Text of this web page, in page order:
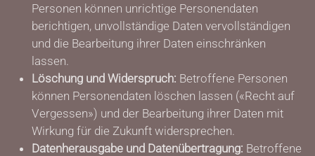
Personen können unrichtige Personendaten
berichtigen, unvollständige Daten vervollständigen
und die Bearbeitung ihrer Daten einschränken
lassen.
Löschung und Widerspruch: Betroffene Personen
können Personendaten löschen lassen («Recht auf
Vergessen») und der Bearbeitung ihrer Daten mit
Wirkung für die Zukunft widersprechen.
Datenherausgabe und Datenübertragung: Betroffene